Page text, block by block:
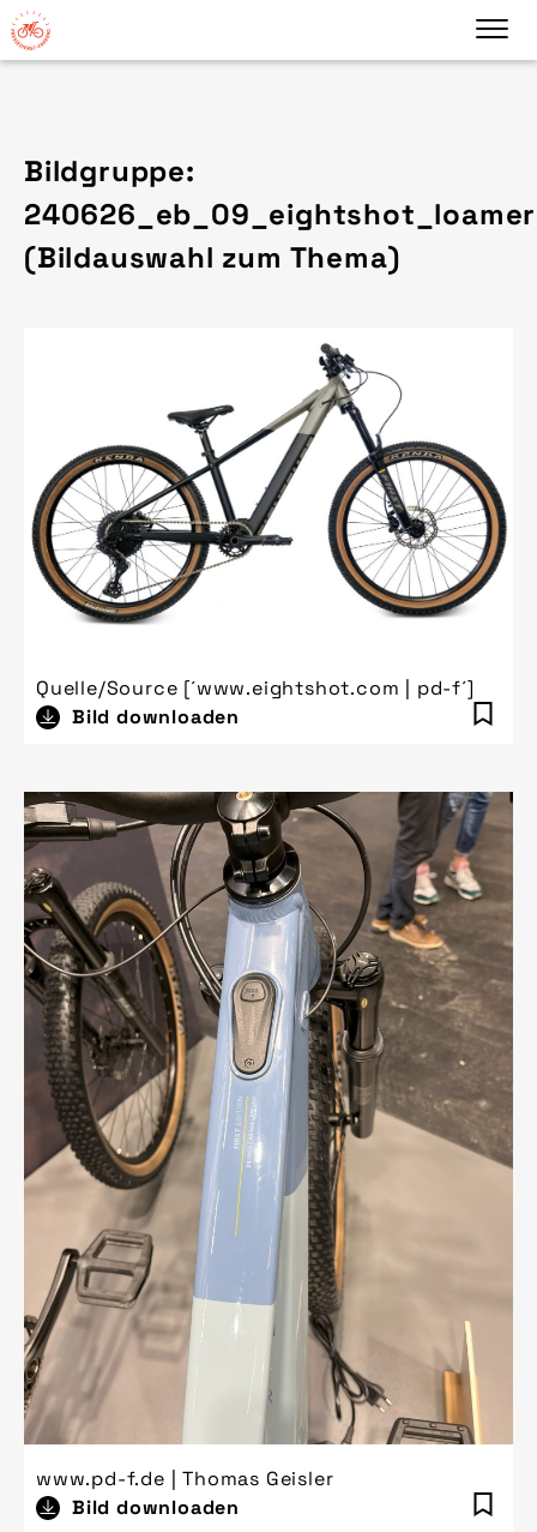
Bildgruppe:
240626_eb_09_eightshot_loamer
(Bildauswahl zum Thema)
Quelle/Source [´www.eightshot.com | pd-f´]
Bild downloaden
www.pd-f.de | Thomas Geisler
Bild downloaden